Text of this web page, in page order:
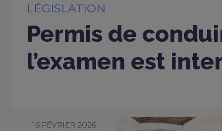
LÉGISLATION
Permis de
l’examen est
16 FÉVRIER 2026